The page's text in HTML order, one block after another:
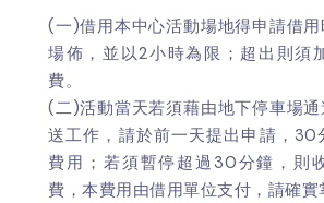
(一)借用本中心活動場地得申請借
場佈，並以2小時為限；超出則須
費。
(二)活動當天若須藉由地下停車場
送工作，請於前一天提出申請，30
費用；若須暫停超過30分鐘，則
費，本費用由借用單位支付，請確實